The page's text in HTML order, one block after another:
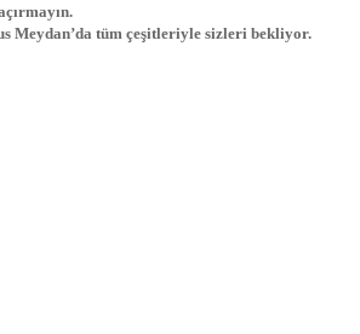
Meydan’da tüm çeşitleriyle sizleri bekliyor.